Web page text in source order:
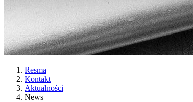
Resma
Kontakt
Aktualności
News